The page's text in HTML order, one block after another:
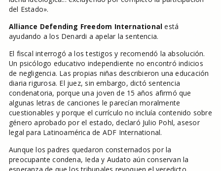
del Estado».
Alliance Defending Freedom International está
ayudando a los Denardi a apelar la sentencia.
El fiscal interrogó a los testigos y recomendó la absolución.
Un psicólogo educativo independiente no encontró indicios
de negligencia. Las propias niñas describieron una educación
diaria rigurosa. El juez, sin embargo, dictó sentencia
condenatoria, porque una joven de 15 años afirmó que
algunas letras de canciones le parecían moralmente
cuestionables y porque el currículo no incluía contenido sobre
género aprobado por el estado, declaró Julio Pohl, asesor
legal para Latinoamérica de ADF International.
Aunque los padres quedaron consternados por la
preocupante condena, Ieda y Audato aún conservan la